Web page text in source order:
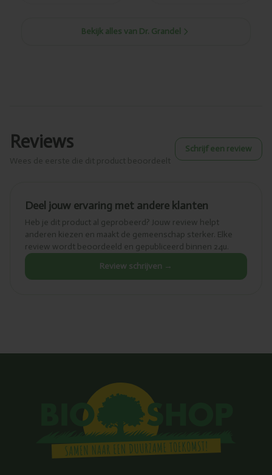
Bekijk alles van Dr. Grandel
Reviews
Wees de eerste die dit product beoordeelt
Schrijf een review
Deel jouw ervaring met andere klanten
Heb je dit product al geprobeerd? Jouw review helpt
anderen kiezen en maakt de gemeenschap sterker. Elke
review wordt beoordeeld en gepubliceerd binnen 24u.
Review schrijven →